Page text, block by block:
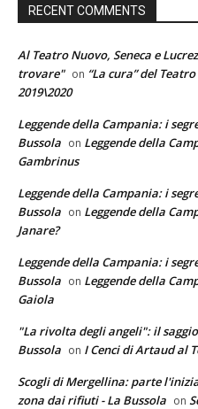
RECENT COMMENTS
Al Teatro Nuovo, Seneca e
trovare" on “La cura” del
2019\2020
Leggende della Campania: i
Bussola on Leggende della
Gambrinus
Leggende della Campania: i
Bussola on Leggende della
Janare?
Leggende della Campania: i
Bussola on Leggende della
Gaiola
"La rivolta degli angeli": il
Bussola on I Cenci di Artaud al
Scogli di Mergellina: parte
zona dai rifiuti - La Bussola on